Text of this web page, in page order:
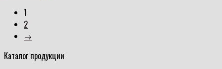
1
2
→
Каталог продукции